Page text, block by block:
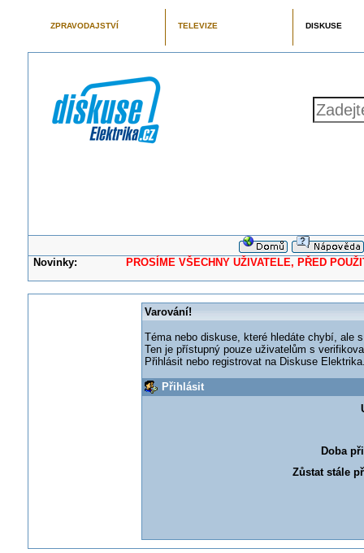
ZPRAVODAJSTVÍ TELEVIZE DISKUSE
Novinky: PROSÍME VŠECHNY UŽIVATELE, PŘED
Varování!
Téma nebo diskuse, které hledáte chybí, ale
Ten je přístupný pouze uživatelům s
Přihlásit nebo registrovat na Diskuse
Přihlásit
Doba
Zůstat stále